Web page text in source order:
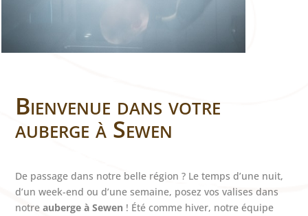
Bienvenue dans votre
auberge à Sewen
De passage dans notre belle région ? Le temps d’une nuit,
d’un week-end ou d’une semaine, posez vos valises dans
notreauberge à Sewen ! Été comme hiver, notre équipe